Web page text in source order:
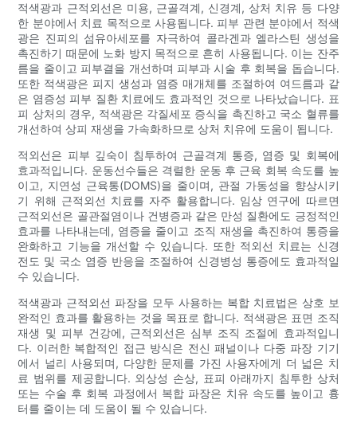
적색광과 근적외선은 미용, 근골격계, 신경계, 상처 치유 등 다양
한 분야에서 치료 목적으로 사용됩니다. 피부 관련 분야에서 적색
광은 진피의 섬유아세포를 자극하여 콜라겐과 엘라스틴 생성을
촉진하기 때문에 노화 방지 목적으로 흔히 사용됩니다. 이는 잔주
름을 줄이고 피부결을 개선하며 피부과 시술 후 회복을 돕습니다.
또한 적색광은 피지 생성과 염증 매개체를 조절하여 여드름과 같
은 염증성 피부 질환 치료에도 효과적인 것으로 나타났습니다. 표
피 상처의 경우, 적색광은 각질세포 증식을 촉진하고 국소 혈류를
개선하여 상피 재생을 가속화하므로 상처 치유에 도움이 됩니다.
적외선은 피부 깊숙이 침투하여 근골격계 통증, 염증 및 회복에
효과적입니다. 운동선수들은 격렬한 운동 후 근육 회복 속도를 높
이고, 지연성 근육통(DOMS)을 줄이며, 관절 가동성을 향상시키
기 위해 근적외선 치료를 자주 활용합니다. 임상 연구에 따르면
근적외선은 골관절염이나 건병증과 같은 만성 질환에도 긍정적인
효과를 나타내는데, 염증을 줄이고 조직 재생을 촉진하여 통증을
완화하고 기능을 개선할 수 있습니다. 또한 적외선 치료는 신경
전도 및 국소 염증 반응을 조절하여 신경병성 통증에도 효과적일
수 있습니다.
적색광과 근적외선 파장을 모두 사용하는 복합 치료법은 상호 보
완적인 효과를 활용하는 것을 목표로 합니다. 적색광은 표면 조직
재생 및 피부 건강에, 근적외선은 심부 조직 조절에 효과적입니
다. 이러한 복합적인 접근 방식은 전신 패널이나 다중 파장 기기
에서 널리 사용되며, 다양한 문제를 가진 사용자에게 더 넓은 치
료 범위를 제공합니다. 외상성 손상, 표피 아래까지 침투한 상처
또는 수술 후 회복 과정에서 복합 파장은 치유 속도를 높이고 흉
터를 줄이는 데 도움이 될 수 있습니다.